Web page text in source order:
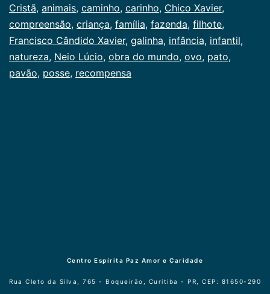
como
Infancia
Cristã, animais, caminho, carinho, Chico Xavier,
compreensão, criança, família, fazenda, filhote,
Francisco Cândido Xavier, galinha, infância, infantil,
natureza, Neio Lúcio, obra do mundo, ovo, pato,
pavão, posse, recompensa
Centro Espírita Paz Amor e Caridade
Rua Cleto da Silva, 765 - Boqueirão, Curitiba - PR, CEP: 81650-290